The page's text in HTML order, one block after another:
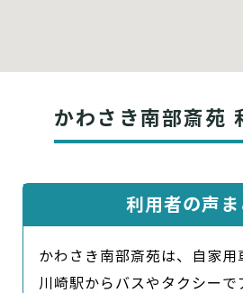
かわさき南部斎苑
利用者の声ま
かわさき南部斎苑は、自家
川崎駅からバスやタクシーで